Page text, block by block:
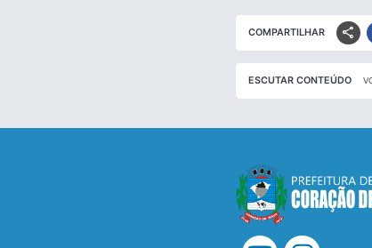
COMPARTILHAR share
ESCUTAR CONTEÚDO